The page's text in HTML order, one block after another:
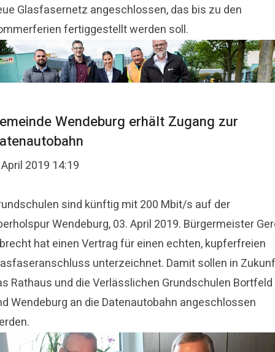
Glasfasernetz angeschlossen, das bis zu den
fertiggestellt werden soll.
Wendeburg erhält Zugang zur
2019 14:19
sind künftig mit 200 Mbit/s auf der
Wendeburg, 03. April 2019. Bürgermeister
hat einen Vertrag für einen echten, kupferfreien
unterzeichnet. Damit sollen in
Rathaus und die Verlässlichen Grundschulen Bortfeld
Wendeburg an die Datenautobahn angeschlossen